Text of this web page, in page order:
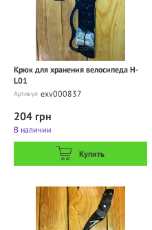
Крюк для хранения велосипеда H-
L01
Артикул exv000837
204 грн
В наличии
Купить